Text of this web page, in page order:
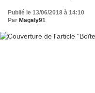
Publié le 13/06/2018 à 14:10
Par Magaly91